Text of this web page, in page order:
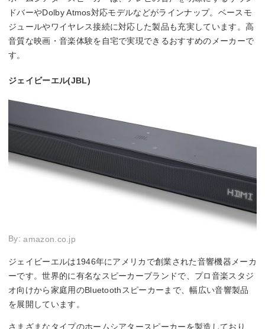
ドバーやDolby Atmos対応モデルなどがラインナップ。ベースモ
ジュールやワイヤレス接続に対応した製品も充実しています。高
音質な映画・音楽体験を自宅で実現できるおすすめのメーカーで
す。
ジェイビーエル(JBL)
By:amazon.co.jp
ジェイビーエルは1946年にアメリカで創業された音響機器メーカ
ーです。世界的に有名なスピーカーブランドで、プロ音楽スタジ
オ向けから家庭用のBluetoothスピーカーまで、幅広い音響製品
を展開しています。
さまざまなタイプのホームシアタースピーカーを製造しており、